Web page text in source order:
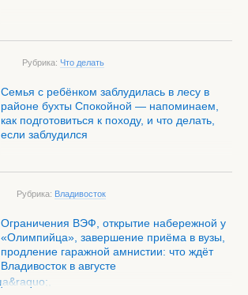
Рубрика: Что делать
Семья с ребёнком заблудилась в лесу в
районе бухты Спокойной — напоминаем,
как подготовиться к походу, и что делать,
если заблудился
Рубрика: Владивосток
Ограничения ВЭФ, открытие набережной у
«Олимпийца», завершение приёма в вузы,
продление гаражной амнистии: что ждёт
Владивосток в августе